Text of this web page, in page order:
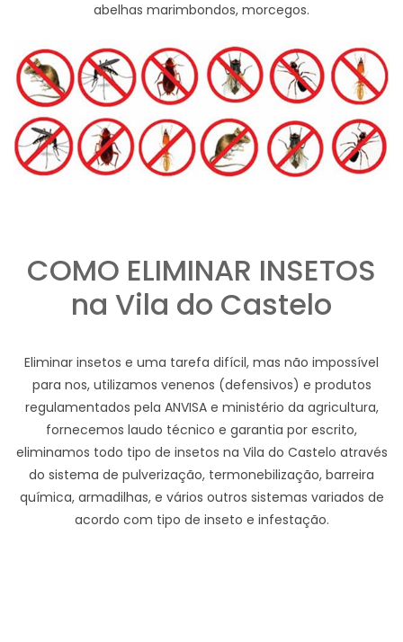
abelhas marimbondos, morcegos.
COMO ELIMINAR INSETOS
na Vila do Castelo
Eliminar insetos e uma tarefa difícil, mas não impossível
para nos, utilizamos venenos (defensivos) e produtos
regulamentados pela ANVISA e ministério da agricultura,
fornecemos laudo técnico e garantia por escrito,
eliminamos todo tipo de insetos na Vila do Castelo através
do sistema de pulverização, termonebilização, barreira
química, armadilhas, e vários outros sistemas variados de
acordo com tipo de inseto e infestação.